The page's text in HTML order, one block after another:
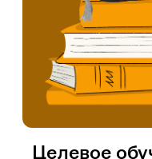
Целевое